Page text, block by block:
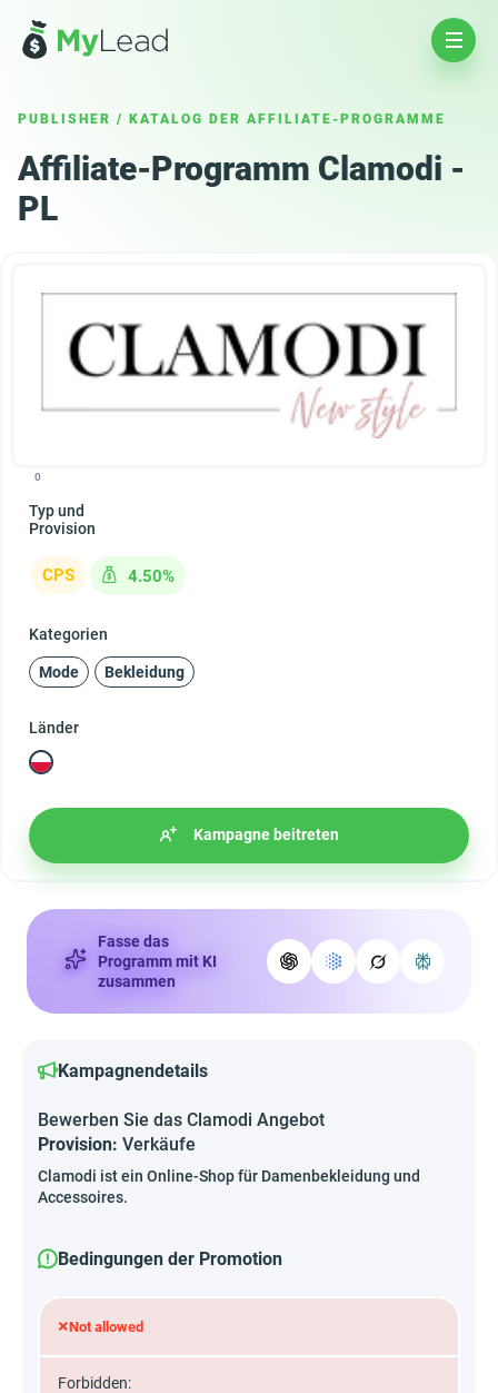
PUBLISHER / KATALOG DER AFFILIATE-PROGRAMME
Affiliate-Programm Clamodi -
PL
0
Typ und
Provision
CPS 4.50%
Kategorien
Mode Bekleidung
Länder
Kampagne beitreten
Fasse das
Programm mit KI
zusammen
Kampagnendetails
Bewerben Sie das Clamodi Angebot
Provision: Verkäufe
Clamodi ist ein Online-Shop für Damenbekleidung und
Accessoires.
Bedingungen der Promotion
×Not allowed
Forbidden: